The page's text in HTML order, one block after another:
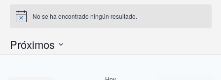
Aviso No se ha encontrado ningún resultado.
Próximos